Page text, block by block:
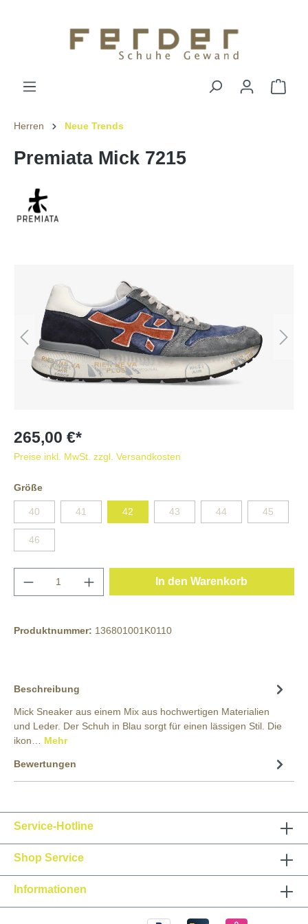
Herren Neue Trends
Premiata Mick 7215
265,00 €*
Preise inkl. MwSt. zzgl. Versandkosten
Größe
40 41 42 43 44 45
46
In den Warenkorb
Produktnummer: 136801001K0110
Beschreibung
Mick Sneaker aus einem Mix aus hochwertigen Materialien
und Leder. Der Schuh in Blau sorgt für einen lässigen Stil. Die
ikon… Mehr
Bewertungen
Service-Hotline
Shop Service
Informationen